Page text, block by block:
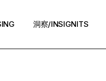
洞察/INSIGNITS